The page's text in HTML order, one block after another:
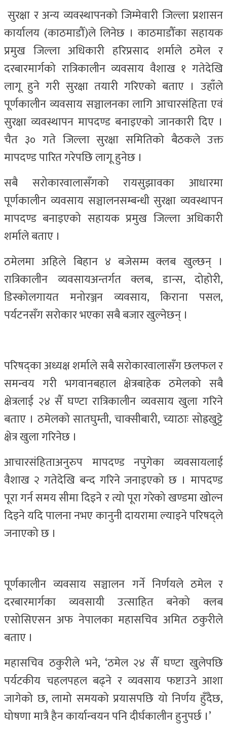
सुरक्षा र अन्य व्यवस्थापनको जिम्मेवारी जिल्ला प्रशासन
कार्यालय (काठमाडौँ)ले लिनेछ । काठमाडौँका सहायक
प्रमुख जिल्ला अधिकारी हरिप्रसाद शर्माले ठमेल र
दरबारमार्गको रात्रिकालीन व्यवसाय वैशाख १ गतेदेखि
लागू हुने गरी सुरक्षा तयारी गरिएको बताए । उहाँले
पूर्णकालीन व्यवसाय सञ्चालनका लागि आचारसंहिता एवं
सुरक्षा व्यवस्थापन मापदण्ड बनाइएको जानकारी दिए ।
चैत ३० गते जिल्ला सुरक्षा समितिको बैठकले उक्त
मापदण्ड पारित गरेपछि लागू हुनेछ ।
सबै सरोकारवालासँगको रायसुझावका आधारमा
पूर्णकालीन व्यवसाय सञ्चालनसम्बन्धी सुरक्षा व्यवस्थापन
मापदण्ड बनाइएको सहायक प्रमुख जिल्ला अधिकारी
शर्माले बताए ।
ठमेलमा अहिले बिहान ४ बजेसम्म क्लब खुल्छन् ।
रात्रिकालीन व्यवसायअन्तर्गत क्लब, डान्स, दोहोरी,
डिस्कोलगायत मनोरञ्जन व्यवसाय, किराना पसल,
पर्यटनसँग सरोकार भएका सबै बजार खुल्नेछन् ।
परिषद्का अध्यक्ष शर्माले सबै सरोकारवालासँग छलफल र
समन्वय गरी भगवानबहाल क्षेत्रबाहेक ठमेलको सबै
क्षेत्रलाई २४ सैँ घण्टा रात्रिकालीन व्यवसाय खुला गरिने
बताए । ठमेलको सातघुम्ती, चाक्सीबारी, च्याठाः सोह्रखुट्टे
क्षेत्र खुला गरिनेछ ।
आचारसंहिताअनुरुप मापदण्ड नपुगेका व्यवसायलाई
वैशाख २ गतेदेखि बन्द गरिने जनाइएको छ । मापदण्ड
पूरा गर्न समय सीमा दिइने र त्यो पूरा गरेको खण्डमा खोल्न
दिइने यदि पालना नभए कानुनी दायरामा ल्याइने परिषद्ले
जनाएको छ ।
पूर्णकालीन व्यवसाय सञ्चालन गर्ने निर्णयले ठमेल र
दरबारमार्गका व्यवसायी उत्साहित बनेको क्लब
एसोसिएसन अफ नेपालका महासचिव अमित ठकुरीले
बताए ।
महासचिव ठकुरीले भने, ‘ठमेल २४ सैँ घण्टा खुलेपछि
पर्यटकीय चहलपहल बढ्ने र व्यवसाय फष्टाउने आशा
जागेको छ, लामो समयको प्रयासपछि यो निर्णय हुँदैछ,
घोषणा मात्रै हैन कार्यान्वयन पनि दीर्घकालीन हुनुपर्छ ।’